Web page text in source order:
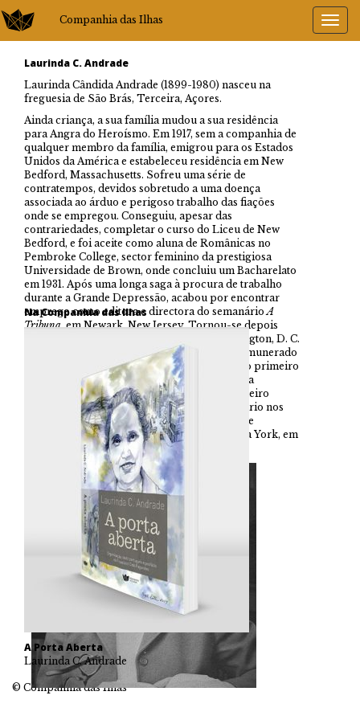
Companhia das Ilhas
Laurinda C. Andrade
Laurinda Cândida Andrade (1899-1980) nasceu na
freguesia de São Brás, Terceira, Açores.
Ainda criança, a sua família mudou a sua residência
para Angra do Heroísmo. Em 1917, sem a companhia de
qualquer membro da família, emigrou para os Estados
Unidos da América e estabeleceu residência em New
Bedford, Massachusetts. Sofreu uma série de
contratempos, devidos sobretudo a uma doença
associada ao árduo e perigoso trabalho das fiações
onde se empregou. Conseguiu, apesar das
contrariedades, completar o curso do Liceu de New
Bedford, e foi aceite como aluna de Românicas no
Pembroke College, sector feminino da prestigiosa
Universidade de Brown, onde concluiu um Bacharelato
em 1931. Após uma longa saga à procura de trabalho
durante a Grande Depressão, acabou por encontrar
emprego como editora e directora do semanárioA
Tribuna, em Newark, New Jersey. Tornou-se depois
secretária da Legação Portuguesa em Washington, D. C.
Em 1942, aceitou um emprego menos bem remunerado
e regressou a New Bedford para estabelecer o primeiro
Programa de Português no liceu onde se havia
formado. Em 1955 fundou, nesse liceu, o primeiro
Departamento de Português de nível secundário nos
EUA. Conclui o Mestrado no Departamento de
Espanhol da Universidade de Columbia, Nova York, em
Na Companhia das Ilhas
A Porta Aberta
Laurinda C. Andrade
© Companhia das Ilhas